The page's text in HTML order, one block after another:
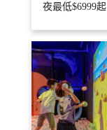
夜最低$6999起